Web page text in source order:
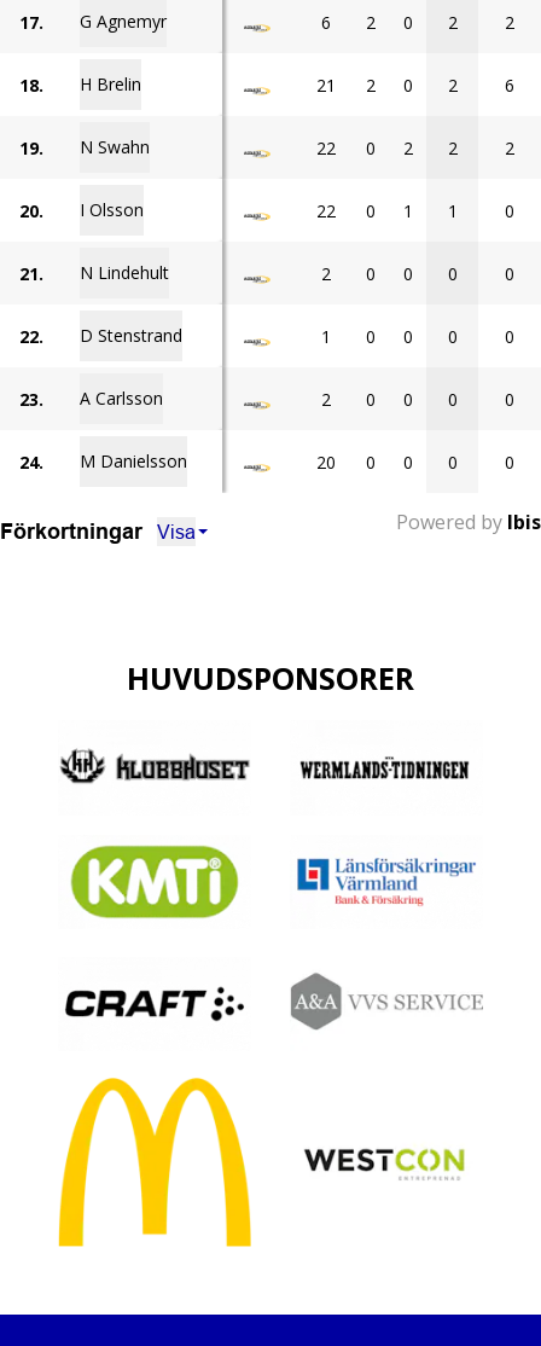
17. G Agnemyr 6 2 0 2 2
18. H Brelin 21 2 0 2 6
19. N Swahn 22 0 2 2 2
20. I Olsson 22 0 1 1 0
21. N Lindehult 2 0 0 0 0
22. D Stenstrand 1 0 0 0 0
23. A Carlsson 2 0 0 0 0
24. M Danielsson 20 0 0 0 0
Powered by Ibis
Förkortningar Visa
HUVUDSPONSORER